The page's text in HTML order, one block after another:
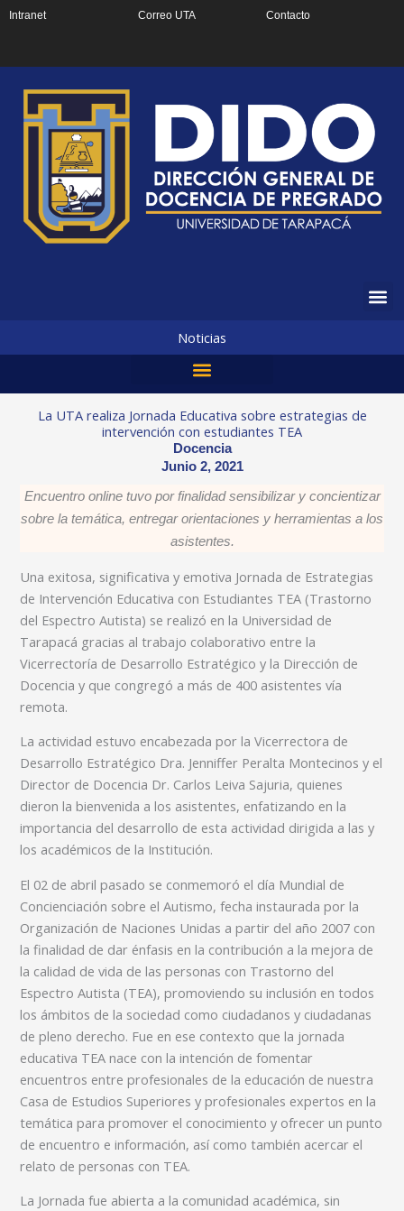
Intranet Correo UTA Contacto
Noticias
La UTA realiza Jornada Educativa sobre estrategias de
intervención con estudiantes TEA
Docencia
Junio 2, 2021
Encuentro online tuvo por finalidad sensibilizar y concientizar
sobre la temática, entregar orientaciones y herramientas a los
asistentes.
Una exitosa, significativa y emotiva Jornada de Estrategias
de Intervención Educativa con Estudiantes TEA (Trastorno
del Espectro Autista) se realizó en la Universidad de
Tarapacá gracias al trabajo colaborativo entre la
Vicerrectoría de Desarrollo Estratégico y la Dirección de
Docencia y que congregó a más de 400 asistentes vía
remota.
La actividad estuvo encabezada por la Vicerrectora de
Desarrollo Estratégico Dra. Jenniffer Peralta Montecinos y el
Director de Docencia Dr. Carlos Leiva Sajuria, quienes
dieron la bienvenida a los asistentes, enfatizando en la
importancia del desarrollo de esta actividad dirigida a las y
los académicos de la Institución.
El 02 de abril pasado se conmemoró el día Mundial de
Concienciación sobre el Autismo, fecha instaurada por la
Organización de Naciones Unidas a partir del año 2007 con
la finalidad de dar énfasis en la contribución a la mejora de
la calidad de vida de las personas con Trastorno del
Espectro Autista (TEA), promoviendo su inclusión en todos
los ámbitos de la sociedad como ciudadanos y ciudadanas
de pleno derecho. Fue en ese contexto que la jornada
educativa TEA nace con la intención de fomentar
encuentros entre profesionales de la educación de nuestra
Casa de Estudios Superiores y profesionales expertos en la
temática para promover el conocimiento y ofrecer un punto
de encuentro e información, así como también acercar el
relato de personas con TEA.
La Jornada fue abierta a la comunidad académica, sin